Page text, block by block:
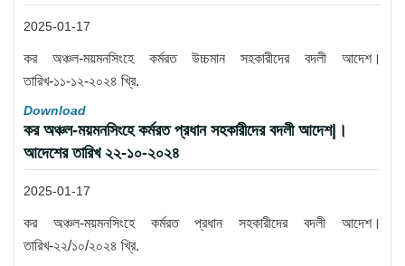
2025-01-17
কর অঞ্চল-ময়মনসিংহে কর্মরত উচ্চমান সহকারীদের বদলী আদেশ।
তারিখ-১১-১২-২০২৪ খ্রি.
Download
কর অঞ্চল-ময়মনসিংহে কর্মরত প্রধান সহকারীদের বদলী আদেশ|।
আদেশের তারিখ ২২-১০-২০২৪
2025-01-17
কর অঞ্চল-ময়মনসিংহে কর্মরত প্রধান সহকারীদের বদলী আদেশ।
তারিখ-২২/১০/২০২৪ খ্রি.